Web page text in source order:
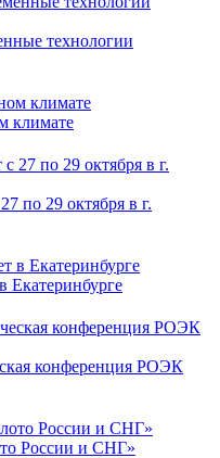
технологии
климате
по 29 октября в г.
Екатеринбурге
конференция РОЭК
России и СНГ»